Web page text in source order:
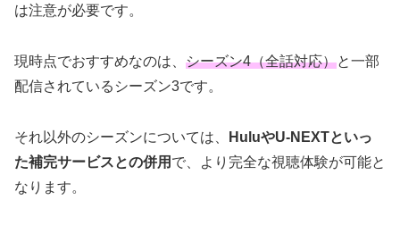
は注意が必要です。
現時点でおすすめなのは、 シーズン4（全話対応）と一部
配信されているシーズン3です。
それ以外のシーズンについては、
HuluやU-NEXTといっ
た補完サービスとの併用 で、より完全な視聴体験が可能と
なります。